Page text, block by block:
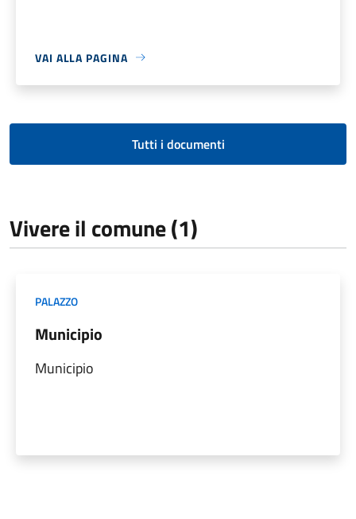
VAI ALLA PAGINA
Tutti i documenti
Vivere il comune (1)
PALAZZO
Municipio
Municipio